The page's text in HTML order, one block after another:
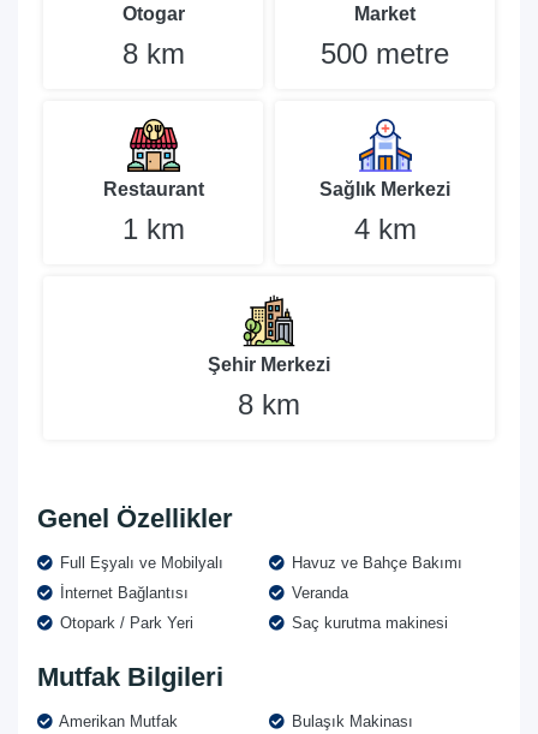
Otogar
8 km
Market
500 metre
Restaurant
1 km
Sağlık Merkezi
4 km
Şehir Merkezi
8 km
Genel Özellikler
Full Eşyalı ve Mobilyalı
Havuz ve Bahçe Bakımı
İnternet Bağlantısı
Veranda
Otopark / Park Yeri
Saç kurutma makinesi
Mutfak Bilgileri
Amerikan Mutfak Bulaşık Makinası